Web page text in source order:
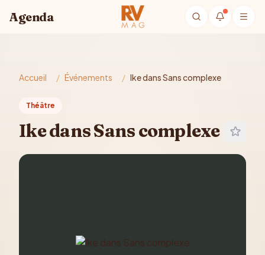
Agenda
Accueil / Événements / Ike dans Sans complexe
Théâtre
Ike dans Sans complexe